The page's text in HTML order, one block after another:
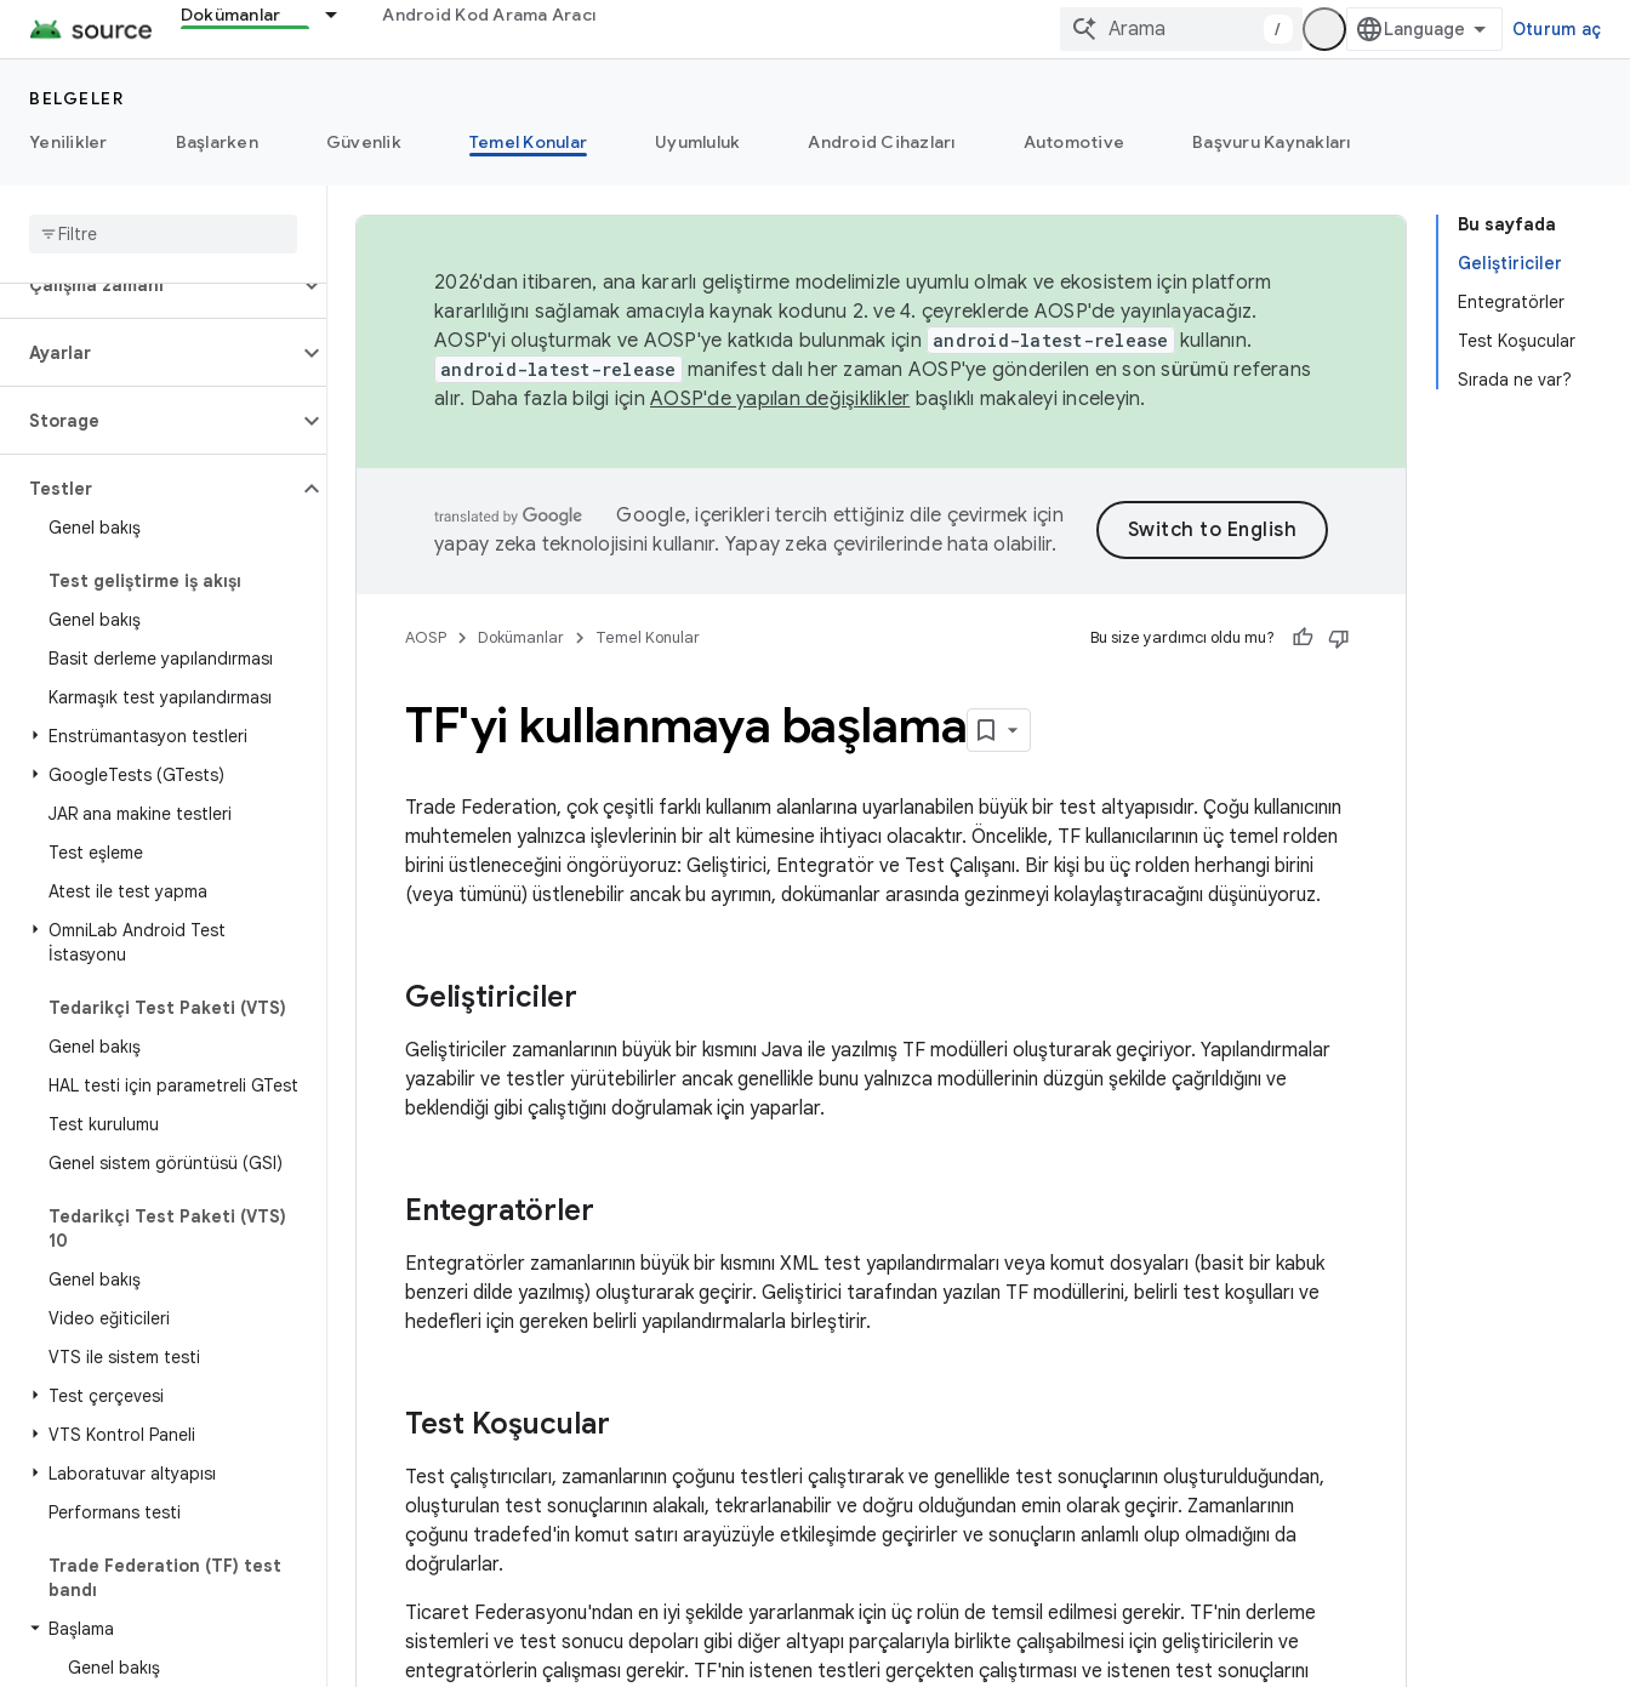
Dokümanlar Android Kod Arama Aracı
/ Oturum aç
BELGELER
Yenilikler
Başlarken Güvenlik Temel Konular Uyumluluk Android Cihazları Automotive Başvuru Kaynakları
İzinler
Çalışma zamanı
Ayarlar
Storage
Testler
Genel bakış
Test geliştirme iş akışı
Genel bakış
Basit derleme yapılandırması
Karmaşık test yapılandırması
Enstrümantasyon testleri
GoogleTests (GTests)
JAR ana makine testleri
Test eşleme
Atest ile test yapma
OmniLab Android Test
İstasyonu
Tedarikçi Test Paketi (VTS)
Genel bakış
HAL testi için parametreli GTest
Test kurulumu
Genel sistem görüntüsü (GSI)
Tedarikçi Test Paketi (VTS)
10
Genel bakış
Video eğiticileri
VTS ile sistem testi
Test çerçevesi
VTS Kontrol Paneli
Laboratuvar altyapısı
Performans testi
Trade Federation (TF) test
bandı
Başlama
Genel bakış
Bu sayfada
Geliştiriciler
Entegratörler
Test Koşucular
Sırada ne var?
2026'dan itibaren, ana kararlı geliştirme modelimizle uyumlu olmak ve ekosistem için platform
kararlılığını sağlamak amacıyla kaynak kodunu 2. ve 4. çeyreklerde AOSP'de yayınlayacağız.
AOSP'yi oluşturmak ve AOSP'ye katkıda bulunmak için android-latest-release kullanın.
android-latest-release manifest dalı her zaman AOSP'ye gönderilen en son sürümü referans
alır. Daha fazla bilgi için AOSP'de yapılan değişiklikler başlıklı makaleyi inceleyin.
Google, içerikleri tercih ettiğiniz dile çevirmek için
yapay zeka teknolojisini kullanır. Yapay zeka çevirilerinde hata olabilir.
AOSP Dokümanlar Temel Konular Bu size yardımcı oldu mu?
TF'yi kullanmaya başlama
Trade Federation, çok çeşitli farklı kullanım alanlarına uyarlanabilen büyük bir test altyapısıdır. Çoğu kullanıcının
muhtemelen yalnızca işlevlerinin bir alt kümesine ihtiyacı olacaktır. Öncelikle, TF kullanıcılarının üç temel rolden
birini üstleneceğini öngörüyoruz: Geliştirici, Entegratör ve Test Çalışanı. Bir kişi bu üç rolden herhangi birini
(veya tümünü) üstlenebilir ancak bu ayrımın, dokümanlar arasında gezinmeyi kolaylaştıracağını düşünüyoruz.
Geliştiriciler
Geliştiriciler zamanlarının büyük bir kısmını Java ile yazılmış TF modülleri oluşturarak geçiriyor. Yapılandırmalar
yazabilir ve testler yürütebilirler ancak genellikle bunu yalnızca modüllerinin düzgün şekilde çağrıldığını ve
beklendiği gibi çalıştığını doğrulamak için yaparlar.
Entegratörler
Entegratörler zamanlarının büyük bir kısmını XML test yapılandırmaları veya komut dosyaları (basit bir kabuk
benzeri dilde yazılmış) oluşturarak geçirir. Geliştirici tarafından yazılan TF modüllerini, belirli test koşulları ve
hedefleri için gereken belirli yapılandırmalarla birleştirir.
Test Koşucular
Test çalıştırıcıları, zamanlarının çoğunu testleri çalıştırarak ve genellikle test sonuçlarının oluşturulduğundan,
oluşturulan test sonuçlarının alakalı, tekrarlanabilir ve doğru olduğundan emin olarak geçirir. Zamanlarının
çoğunu tradefed'in komut satırı arayüzüyle etkileşimde geçirirler ve sonuçların anlamlı olup olmadığını da
doğrularlar.
Ticaret Federasyonu'ndan en iyi şekilde yararlanmak için üç rolün de temsil edilmesi gerekir. TF'nin derleme
sistemleri ve test sonucu depoları gibi diğer altyapı parçalarıyla birlikte çalışabilmesi için geliştiricilerin ve
entegratörlerin çalışması gerekir. TF'nin istenen testleri gerçekten çalıştırması ve istenen test sonuçlarını